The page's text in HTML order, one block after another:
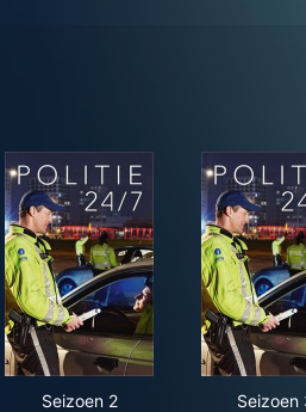
Seizoen 2
Seizoen